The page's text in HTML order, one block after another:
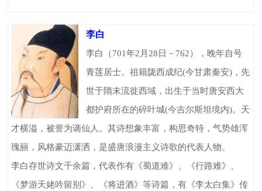
李白
李白（701年2月28日－762），晚年自号
青莲居士。祖籍陇西成纪(今甘肃秦安)，先
世于隋末流徙西域，出生于当时唐安西大
都护府所在的碎叶城(今吉尔斯坦境内)。天
才横溢，被誉为谪仙人。其诗想象丰富，构思奇特，气势雄浑
瑰丽，风格豪迈潇洒，是盛唐浪漫主义诗歌的代表人物。
李白存世诗文千余篇，代表作有《蜀道难》、《行路难》、
《梦游天姥吟留别》、《将进酒》等诗篇，有《李太白集》传